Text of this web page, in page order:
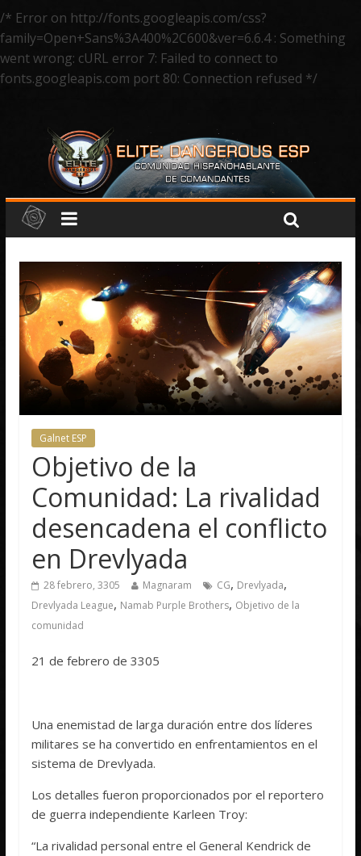
/* Error on http://fonts.googleapis.com/css?
family=Open+Sans%3A400%2C600&ver=6.6.4 : Something
went wrong: cURL error 7: Failed to connect to
fonts.googleapis.com port 80: Connection refused */
Galnet ESP
Objetivo de la
Comunidad: La rivalidad
desencadena el conflicto
en Drevlyada
28 febrero, 3305 Magnaram CG, Drevlyada,
Drevlyada League, Namab Purple Brothers, Objetivo de la
comunidad
21 de febrero de 3305
Una enemistad de larga duración entre dos líderes
militares se ha convertido en enfrentamientos en el
sistema de Drevlyada.
Los detalles fueron proporcionados por el reportero
de guerra independiente Karleen Troy:
“La rivalidad personal entre el General Kendrick de